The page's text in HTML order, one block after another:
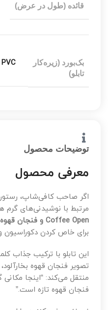
قائده (طول در عرض)
بک‌بورد (زیره‌کار
تابلو)
PVC مشکی یا چوب MDF
توضیحات محصول
معرفی محصول
اگر صاحب کافی‌شاپ،
مرتبط با نوشیدنی‌های گرم
Coffee Open و فنجان قهوه
برای خاص کردن دکوراسیون
این تابلو با ترکیب جذاب
تصویر فنجان قهوه
منتقل می‌کند: “اینجا
فنجان قهوه تازه است.”